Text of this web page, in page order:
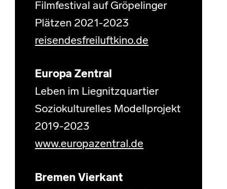
Filmfestival auf Gröpelinger
Plätzen 2021-2023
reisendesfreiluftkino.de
Europa Zentral
Leben im Liegnitzquartier
Soziokulturelles Modellprojekt
2019-2023
www.europazentral.de
Bremen Vierkant